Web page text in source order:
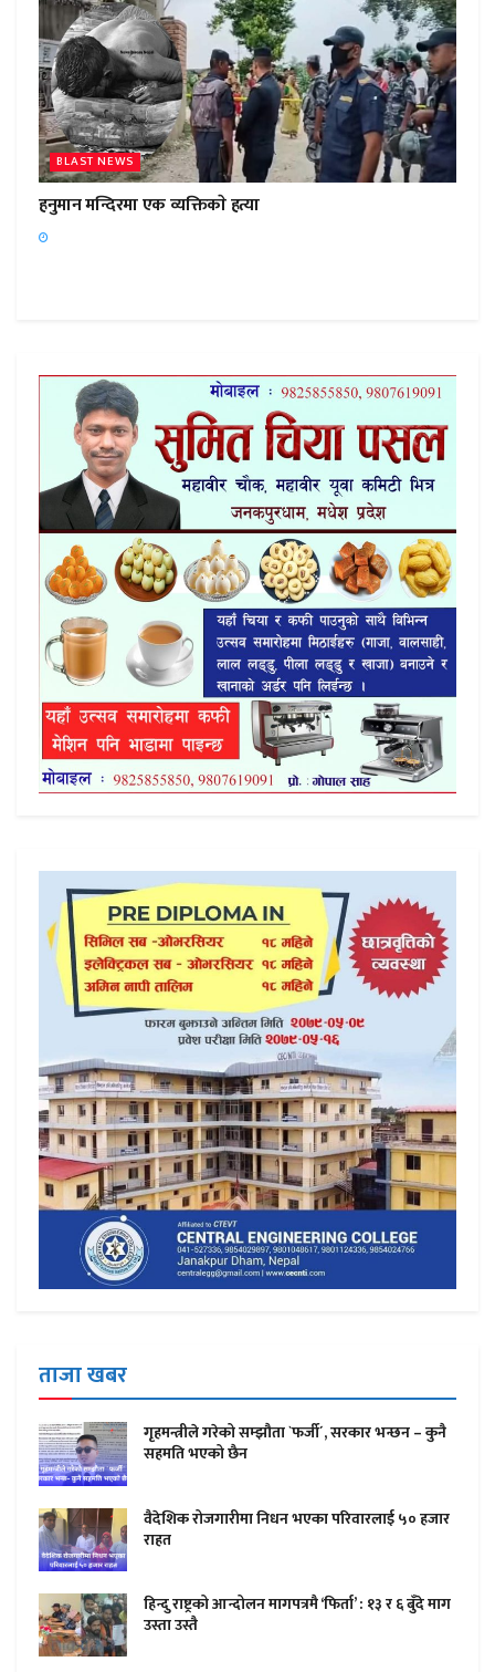
BLAST NEWS
हनुमान मन्दिरमा एक व्यक्तिकाे हत्या
ताजा खबर
गृहमन्त्रीले गरेको सम्झौता `फर्जी´, सरकार भन्छन – कुनै
सहमति भएको छैन
वैदेशिक रोजगारीमा निधन भएका परिवारलाई ५० हजार
राहत
हिन्दु राष्ट्रको आन्दोलन मागपत्रमै ‘फिर्ता’ : १३ र ६ बुँदे माग
उस्ता उस्तै